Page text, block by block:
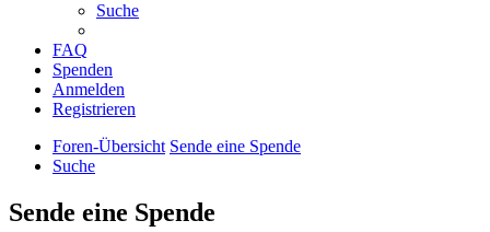
Suche
FAQ
Spenden
Anmelden
Registrieren
Foren-Übersicht Sende eine Spende
Suche
Sende eine Spende